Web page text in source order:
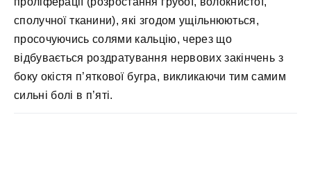
сполучної тканини), які згодом ущільнюються,
просочуючись солями кальцію, через що
відбувається роздратування нервових закінчень з
боку окістя п’яткової бугра, викликаючи тим самим
сильні болі в п’яті.